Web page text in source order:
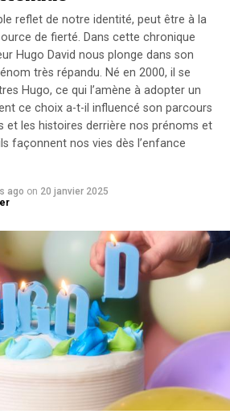
permet aux sociétés
des bornes de recharge pour
impact fiscal. Les frais liés à
recharges ne seront pas pris en
des avantages en nature. De plus,
sur ces avantages est maintenu
à environ 2000 euros pour
une Mobilité Électrique
d’une stratégie globale visant
du parc automobile
les grandes entreprises
des difficultés pour atteindre leurs
des nouveaux véhicules
entités étaient électriques en
fiscales pourraient néanmoins
à franchir le
défis demeurent concernant
au chargement ainsi que
et les perceptions parmi
reflet de notre identité, peut être à la
de fierté. Dans cette chronique
Hugo David nous plonge dans son
très répandu. Né en 2000, il se
Hugo, ce qui l’amène à adopter un
ce choix a-t-il influencé son parcours
et les histoires derrière nos prénoms et
façonnent nos vies dès l’enfance
ago on 20 janvier 2025